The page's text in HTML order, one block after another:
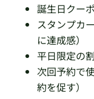
誕生日クー
スタンプカ
に達成感）
平日限定の
次回予約で
約を促す）